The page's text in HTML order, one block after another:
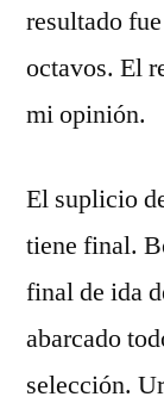
resultado
octavos. El
mi opinión.
El suplicio
tiene final.
final de ida
abarcado
selección.